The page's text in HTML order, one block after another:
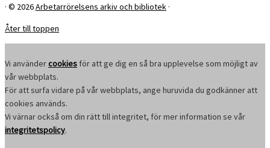
· © 2026Arbetarrörelsens arkiv och bibliotek ·
Åter till toppen
Vi användercookies för att ge dig en så bra upplevelse som möjligt av
vår webbplats.
För att surfa vidare på vår webbplats, ange huruvida du godkänner att
cookies används.
Vi värnar också om din rätt till integritet, för mer information se vår
integritetspolicy.